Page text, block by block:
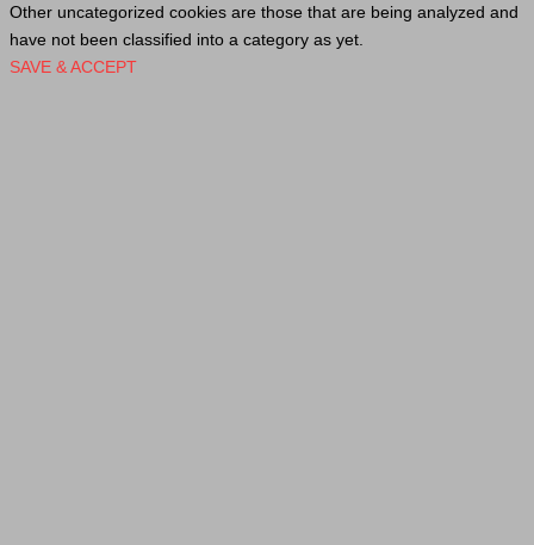
Other uncategorized cookies are those that are being analyzed and
have not been classified into a category as yet.
SAVE & ACCEPT